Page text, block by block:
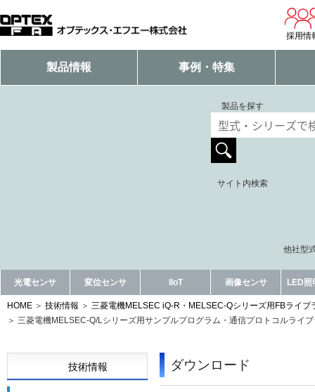
採用情
製品情報 事例・特集
製品を探す
サイト内検索
他社型
光電センサ 変位センサ IIoT 画像センサ LED照
HOME 技術情報
三菱電機MELSEC iQ-R・MELSEC-Qシリーズ用FBライブ
三菱電機MELSEC-Q/Lシリーズ用サンプルプログラム・通信プロトコルライ
技術情報 ダウンロード